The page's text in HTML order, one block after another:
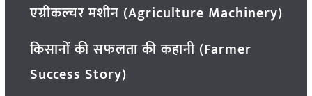
एग्रीकल्चर मशीन (Agriculture Machinery)
किसानों की सफलता की कहानी (Farmer
Success Story)